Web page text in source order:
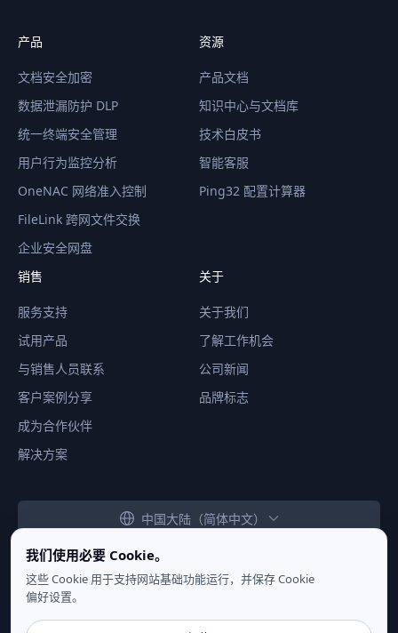
我们使用必要 Cookie。
这些 Cookie 用于支持网站基础功能运行，并保存 Cookie
偏好设置。
产品
文档安全加密
数据泄漏防护 DLP
统一终端安全管理
用户行为监控分析
OneNAC 网络准入控制
FileLink 跨网文件交换
企业安全网盘
资源
产品文档
知识中心与文档库
技术白皮书
智能客服
Ping32 配置计算器
销售
服务支持
试用产品
与销售人员联系
客户案例分享
成为合作伙伴
解决方案
关于
关于我们
了解工作机会
公司新闻
品牌标志
中国大陆（简体中文）